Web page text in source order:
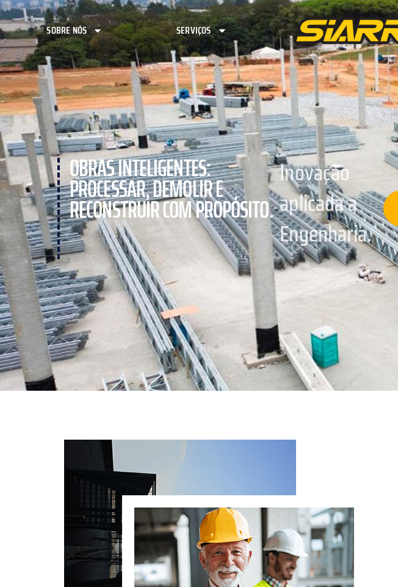
SOBRE NÓS SERVIÇOS
OBRAS INTELIGENTES:
PROCESSAR, DEMOLIR E
RECONSTRUIR COM PROPÓSITO.
Inovação
aplicada a
Engenharia.